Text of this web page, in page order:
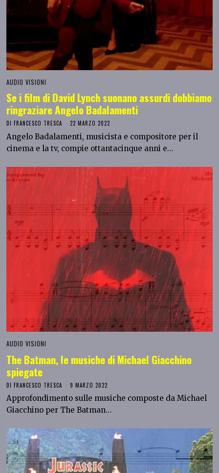
AUDIO VISIONI
Se i film di David Lynch suonano assurdi dobbiamo
ringraziare Angelo Badalamenti
DIFRANCESCO TRESCA 22 MARZO 2022
Angelo Badalamenti, musicista e compositore per il
cinema e la tv, compie ottantacinque anni e…
AUDIO VISIONI
The Batman, le musiche di Michael Giacchino
spiegate
DIFRANCESCO TRESCA 9 MARZO 2022
Approfondimento sulle musiche composte da Michael
Giacchino per The Batman…